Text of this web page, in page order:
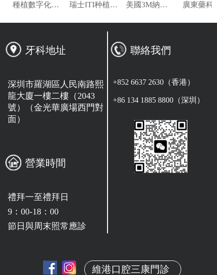
瑞士ITI种植系统技术合作单位
牙科地址
深圳市羅湖區人民南路熙
龍大廈一樓二樓（2043
號）（金光華廣場西門對
面）
營業時間
禮拜一至禮拜日
9：00-18：00
節日與周末照常應診
維港口腔三康門診
聯絡我們
+852 6637 2630（香港）
+86 134 1885 8800（深圳）